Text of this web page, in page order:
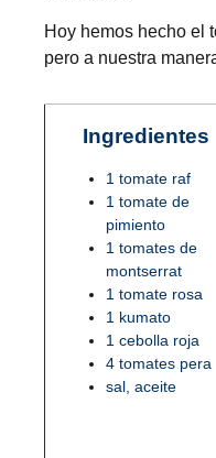
Hoy hemos hecho el
pero a nuestra
Ingredientes
1 tomate raf
1 tomate de
pimiento
1 tomates de
montserrat
1 tomate rosa
1 kumato
1 cebolla roja
4 tomates pera
sal, aceite